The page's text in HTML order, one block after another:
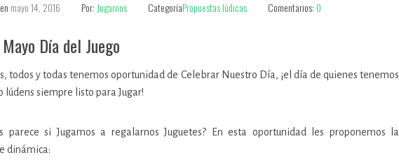
mayo 14, 2016 Por: Jugarnos CategoríaPropuestas lúdicas Comentarios: 0
Día del Juego
todos y todas tenemos oportunidad de Celebrar Nuestro Día, ¡el día de quienes tenemos
lúdens siempre listo para Jugar!
parece si Jugamos a regalarnos Juguetes? En esta oportunidad les proponemos la
dinámica: